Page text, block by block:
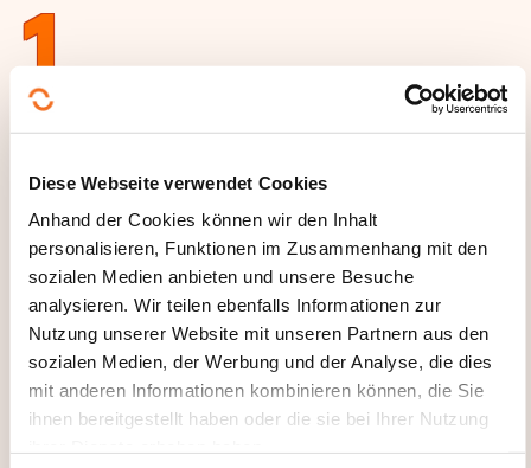
Diese Webseite verwendet Cookies
Anhand der Cookies können wir den Inhalt
personalisieren, Funktionen im Zusammenhang mit den
sozialen Medien anbieten und unsere Besuche
analysieren. Wir teilen ebenfalls Informationen zur
Nutzung unserer Website mit unseren Partnern aus den
sozialen Medien, der Werbung und der Analyse, die dies
mit anderen Informationen kombinieren können, die Sie
ihnen bereitgestellt haben oder die sie bei Ihrer Nutzung
1
KATALOGE ZUM
HERUNTERLADEN